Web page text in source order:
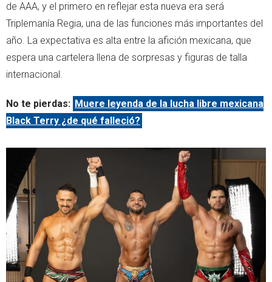
de AAA, y el primero en reflejar esta nueva era será
Triplemanía Regia, una de las funciones más importantes del
año. La expectativa es alta entre la afición mexicana, que
espera una cartelera llena de sorpresas y figuras de talla
internacional.
No te pierdas: Muere leyenda de la lucha libre mexicana
Black Terry ¿de qué falleció?